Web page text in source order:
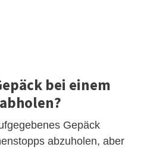
bei einem
Gepäck
abzuholen, aber